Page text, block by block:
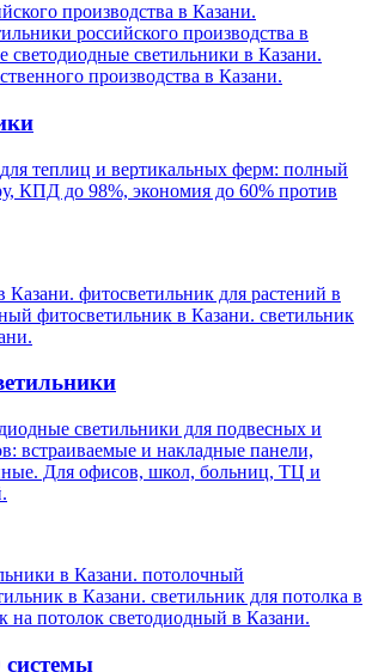
производства в Казани.
российского производства в
светодиодные светильники в Казани.
производства в Казани.
теплиц и вертикальных ферм: полный
КПД до 98%, экономия до 60% против
Казани. фитосветильник для растений в
фитосветильник в Казани. светильник
.
светильники для подвесных и
встраиваемые и накладные панели,
Для офисов, школ, больниц, ТЦ и
в Казани. потолочный
в Казани. светильник для потолка в
на потолок светодиодный в Казани.